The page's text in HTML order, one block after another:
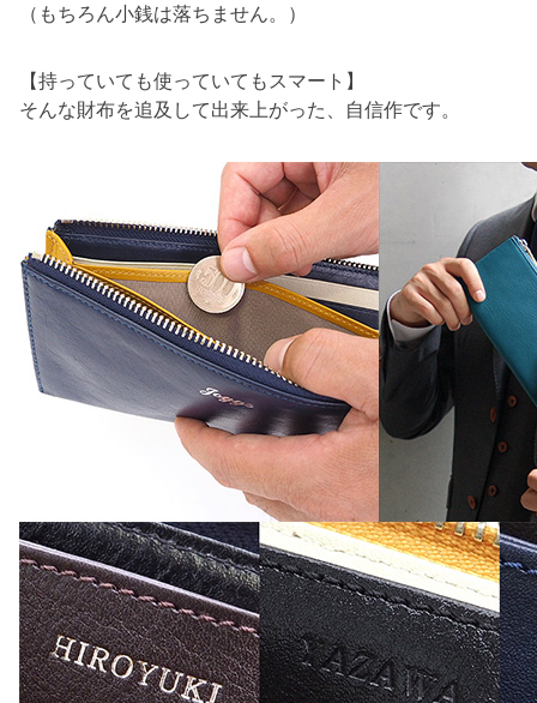
（もちろん小銭は落ちません。）
【持っていても使っていてもスマート】
そんな財布を追及して出来上がった、自信作です。